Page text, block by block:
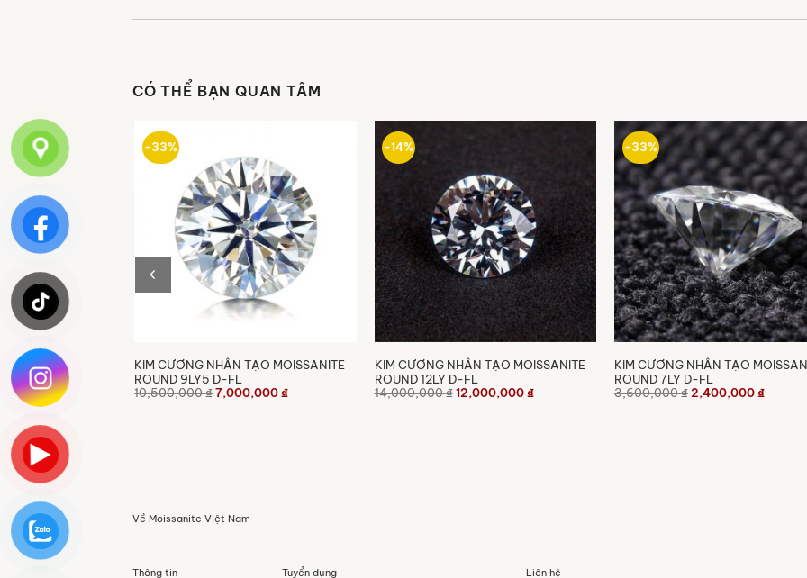
CÓ THỂ BẠN QUAN TÂM
-33%
KIM CƯƠNG NHÂN TẠO MOISSANITE
ROUND 9LY5 D-FL
10,500,000₫Giá
gốc
7,000,000₫Giá
-14%
KIM CƯƠNG NHÂN TẠO MOISSANITE
ROUND 12LY D-FL
14,000,000₫ Giá
gốc
12,000,000₫Giá
-33%
KIM CƯƠNG NHÂN TẠO
ROUND 7LY D-FL
3,600,000₫ Giá
gốc
2,400,000₫Giá
MOISSANITE
₫.
₫Giá
hiện
là:
1,200,000 ₫.
Về Moissanite Việt Nam
Thông tin Tuyển dụng Liên hệ